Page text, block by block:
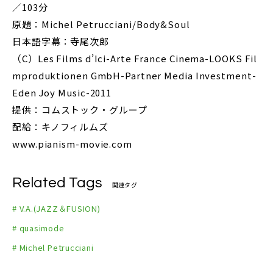
／103分
原題：Michel Petrucciani/Body&Soul
日本語字幕：寺尾次郎
（C）Les Films d’Ici-Arte France Cinema-LOOKS Fil
mproduktionen GmbH-Partner Media Investment-
Eden Joy Music-2011
提供：コムストック・グループ
配給：キノフィルムズ
www.pianism-movie.com
Related Tags 関連タグ
# V.A.(JAZZ＆FUSION)
# quasimode
# Michel Petrucciani